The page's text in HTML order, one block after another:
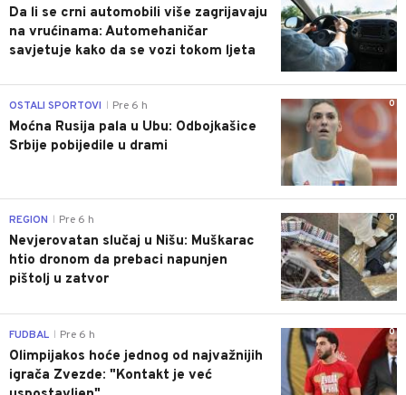
Da li se crni automobili više zagrijavaju
na vrućinama: Automehaničar
savjetuje kako da se vozi tokom ljeta
0
OSTALI SPORTOVI Pre 6 h
Moćna Rusija pala u Ubu: Odbojkašice
Srbije pobijedile u drami
0
REGION Pre 6 h
Nevjerovatan slučaj u Nišu: Muškarac
htio dronom da prebaci napunjen
pištolj u zatvor
0
FUDBAL Pre 6 h
Olimpijakos hoće jednog od najvažnijih
igrača Zvezde: "Kontakt je već